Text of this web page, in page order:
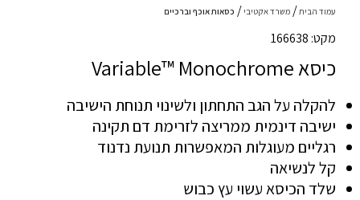
עמוד הבית משרד אקטיבי כסאות אוכף וברכיים
מקט: 166638
כיסא Variable™ Monochrome
להקלה על הגב התחתון ולשינוי תנוחת הישיבה
ישיבה דינמית ממריצה לזרימת דם תקינה
רגליים מעוגלות המאפשרות תנועת נדנוד
קל לנשיאה
שלד הכיסא עשוי עץ כבוש